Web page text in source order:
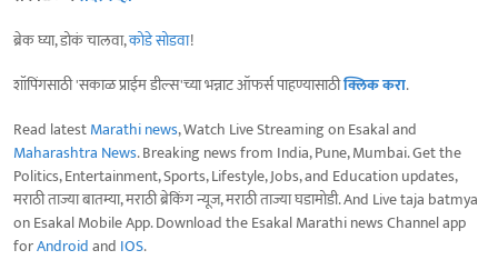
ब्रेक घ्या, डोकं चालवा,कोडे सोडवा!
शॉपिंगसाठी 'सकाळ प्राईम डील्स'च्या भन्नाट ऑफर्स पाहण्यासाठीक्लिक करा.
Read latestMarathi news, Watch Live Streaming on Esakal and
Maharashtra News. Breaking news from India, Pune, Mumbai. Get the
Politics, Entertainment, Sports, Lifestyle, Jobs, and Education updates,
मराठी ताज्या बातम्या, मराठी ब्रेकिंग न्यूज, मराठी ताज्या घडामोडी. And Live taja batmya
on Esakal Mobile App. Download the Esakal Marathi news Channel app
forAndroidand IOS.